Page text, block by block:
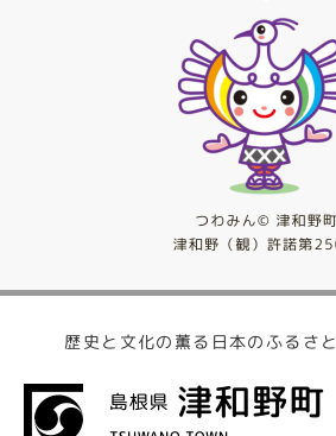
歴史と文化の薫る日本のふるさと